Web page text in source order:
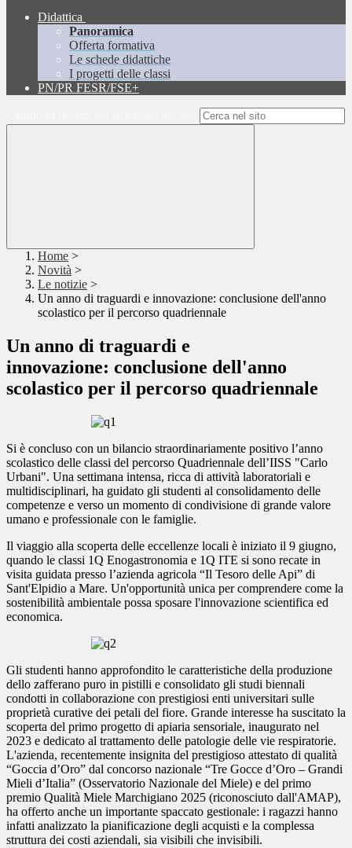
Didattica
Panoramica
Offerta formativa
Le schede didattiche
I progetti delle classi
PN/PR FESR/FSE+
Home >
Novità >
Le notizie >
Un anno di traguardi e innovazione: conclusione dell'anno
scolastico per il percorso quadriennale
Un anno di traguardi e
innovazione: conclusione dell'anno
scolastico per il percorso quadriennale
Si è concluso con un bilancio straordinariamente positivo l’anno
scolastico delle classi del percorso Quadriennale dell’IISS "Carlo
Urbani". Una settimana intensa, ricca di attività laboratoriali e
multidisciplinari, ha guidato gli studenti al consolidamento delle
competenze e verso un momento di condivisione di grande valore
umano e professionale con le famiglie.
Il viaggio alla scoperta delle eccellenze locali è iniziato il 9 giugno,
quando le classi 1Q Enogastronomia e 1Q ITE si sono recate in
visita guidata presso l’azienda agricola “Il Tesoro delle Api” di
Sant'Elpidio a Mare. Un'opportunità unica per comprendere come la
sostenibilità ambientale possa sposare l'innovazione scientifica ed
economica.
Gli studenti hanno approfondito le caratteristiche della produzione
dello zafferano puro in pistilli e consolidato gli studi biennali
condotti in collaborazione con prestigiosi enti universitari sulle
proprietà curative dei petali del fiore. Grande interesse ha suscitato la
scoperta del primo progetto di apiaria sensoriale, inaugurato nel
2023 e dedicato al trattamento delle patologie delle vie respiratorie.
L'azienda, recentemente insignita del prestigioso attestato di qualità
“Goccia d’Oro” dal concorso nazionale “Tre Gocce d’Oro – Grandi
Mieli d’Italia” (Osservatorio Nazionale del Miele) e del primo
premio Qualità Miele Marchigiano 2025 (riconosciuto dall'AMAP),
ha offerto anche un importante spaccato gestionale: i ragazzi hanno
infatti analizzato la pianificazione degli acquisti e la complessa
struttura dei costi aziendali, sia visibili che invisibili.